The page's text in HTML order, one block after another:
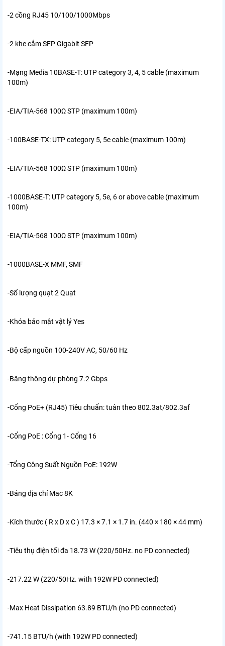
-2 cồng RJ45 10/100/1000Mbps
-2 khe cắm SFP Gigabit SFP
-Mạng Media 10BASE-T: UTP category 3, 4, 5 cable (maximum
100m)
-EIA/TIA-568 100Ω STP (maximum 100m)
-100BASE-TX: UTP category 5, 5e cable (maximum 100m)
-EIA/TIA-568 100Ω STP (maximum 100m)
-1000BASE-T: UTP category 5, 5e, 6 or above cable (maximum
100m)
-EIA/TIA-568 100Ω STP (maximum 100m)
-1000BASE-X MMF, SMF
-Số lượng quạt 2 Quạt
-Khóa bảo mật vật lýYes
-Bộ cấp nguồn 100-240V AC, 50/60 Hz
-Băng thông dự phòng 7.2 Gbps
-Cổng PoE+ (RJ45) Tiêu chuẩn: tuân theo 802.3at/802.3af
-Cổng PoE : Cổng 1- Cổng 16
-Tổng Công Suất Nguồn PoE: 192W
-Bảng địa chỉ Mac8K
-Kích thước ( R x D x C ) 17.3 × 7.1 × 1.7 in. (440 × 180 × 44 mm)
-Tiêu thụ điện tối đa 18.73 W (220/50Hz. no PD connected)
-217.22 W (220/50Hz. with 192W PD connected)
-Max Heat Dissipation 63.89 BTU/h (no PD connected)
-741.15 BTU/h (with 192W PD connected)